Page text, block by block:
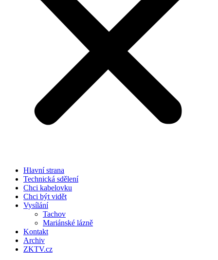
Hlavní strana
Technická sdělení
Chci kabelovku
Chci být vidět
Vysílání
Tachov
Mariánské lázně
Kontakt
Archiv
ZKTV.cz